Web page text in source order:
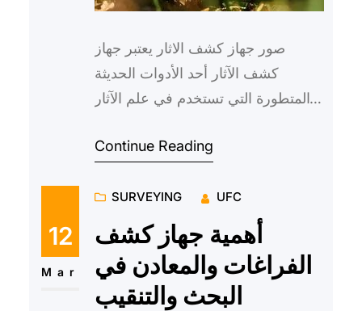
صور جهاز كشف الاثار يعتبر جهاز
كشف الآثار أحد الأدوات الحديثة
والمتطورة التي تستخدم في علم الآثار
Continue Reading
12
Mar
SURVEYING UFC
أهمية جهاز كشف
الفراغات والمعادن في
البحث والتنقيب